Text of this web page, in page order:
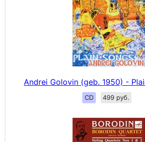
Andrei Golovin (geb. 1950) -
CD 499 руб.